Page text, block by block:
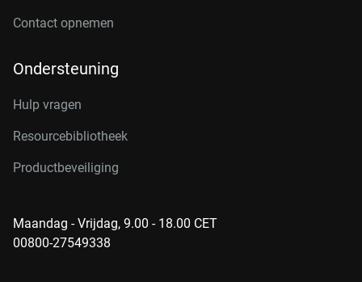
Contact opnemen
Ondersteuning
Hulp vragen
Resourcebibliotheek
Productbeveiliging
Maandag - Vrijdag, 9.00 - 18.00 CET
00800-27549338